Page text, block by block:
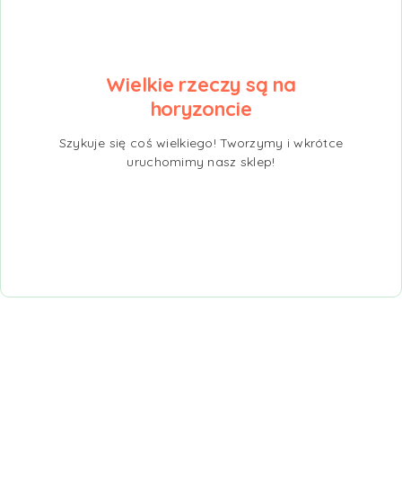
Wielkie rzeczy są na
horyzoncie
Szykuje się coś wielkiego! Tworzymy i wkrótce
uruchomimy nasz sklep!